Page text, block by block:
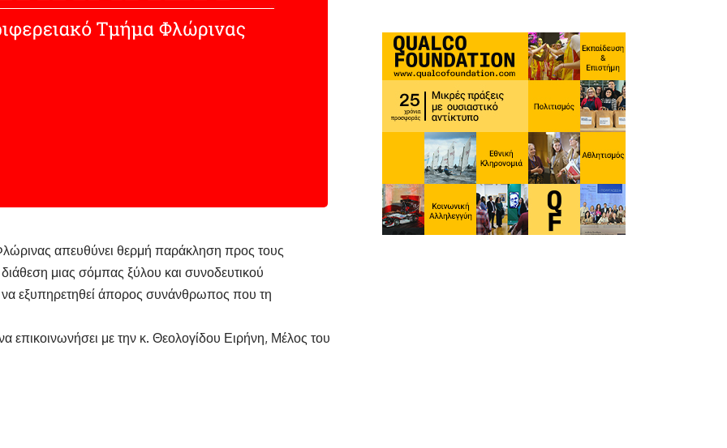
απευθύνει θερμή παράκληση προς τους
μιας σόμπας ξύλου και συνοδευτικού
εξυπηρετηθεί άπορος συνάνθρωπος που τη
επικοινωνήσει με την κ. Θεολογίδου Ειρήνη, Μέλος του